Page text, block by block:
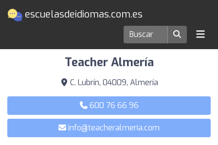
escuelasdeidiomas.com.es
Escuelas de idiomas en Almería
Teacher Almería
C. Lubrín, 04009, Almería
600 76 66 96
info@teacheralmeria.com